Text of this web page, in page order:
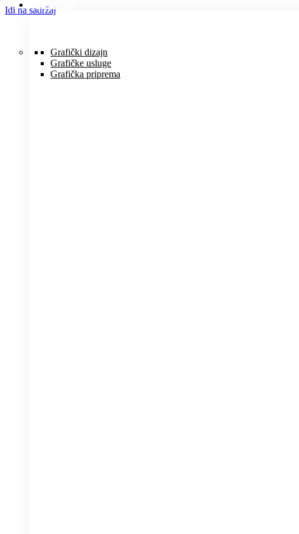
Idi na sadržajUSLUGE
Grafički dizajn
Grafičke usluge
Grafička priprema